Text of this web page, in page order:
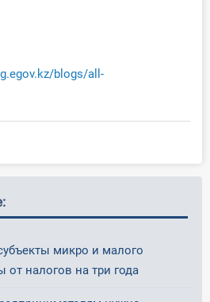
blogs/all-
микро и малого
налогов на три года